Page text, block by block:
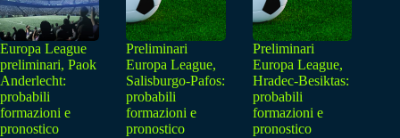
Europa League
preliminari, Paok
Anderlecht:
probabili
formazioni e
pronostico
Preliminari
Europa League,
Salisburgo-Pafos:
probabili
formazioni e
pronostico
Preliminari
Europa League,
Hradec-Besiktas:
probabili
formazioni e
pronostico